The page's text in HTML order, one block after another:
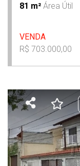
81 m² Área Útil
VENDA
R$ 703.000,00